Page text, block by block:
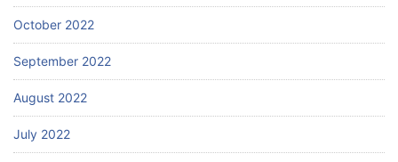
October 2022
September 2022
August 2022
July 2022